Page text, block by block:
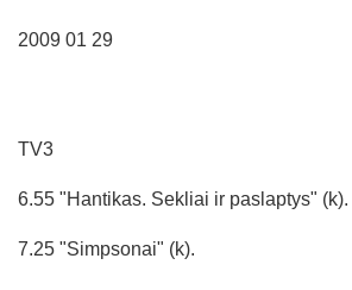
2009 01 29
TV3
6.55 "Hantikas. Sekliai ir paslaptys" (k).
7.25 "Simpsonai" (k).